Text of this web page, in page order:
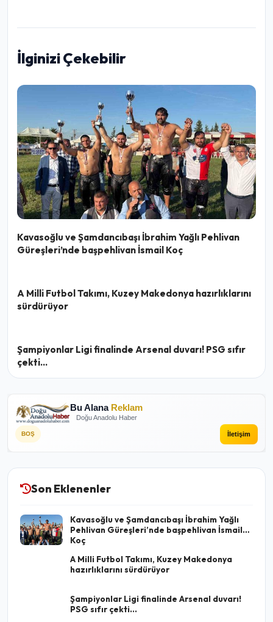
İlginizi Çekebilir
Kavasoğlu ve Şamdancıbaşı İbrahim Yağlı Pehlivan
Güreşleri’nde başpehlivan İsmail Koç
A Milli Futbol Takımı, Kuzey Makedonya hazırlıklarını
sürdürüyor
Şampiyonlar Ligi finalinde Arsenal duvarı! PSG sıfır
çekti...
Bu Alana Reklam
Doğu Anadolu Haber
BOŞ İletişim
Son Eklenenler
Kavasoğlu ve Şamdancıbaşı İbrahim Yağlı
Pehlivan Güreşleri’nde başpehlivan İsmail
Koç
A Milli Futbol Takımı, Kuzey Makedonya
hazırlıklarını sürdürüyor
Şampiyonlar Ligi finalinde Arsenal duvarı!
PSG sıfır çekti...